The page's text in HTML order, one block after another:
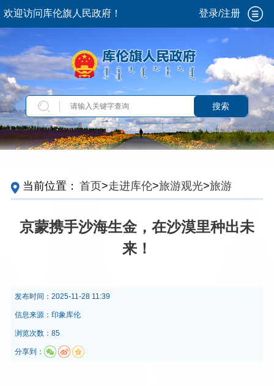
欢迎访问库伦旗人民政府！ 登录/注册
搜索
当前位置： 首页>走进库伦>旅游观光>旅游动
态
京蒙携手沙海生金，在沙漠里种出未
来！
发布时间： 2025-11-28 11:39
信息来源： 印象库伦
浏览次数：85
分享到：